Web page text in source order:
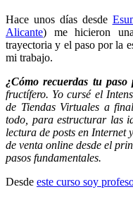
Hace unos días desde
Alicante) me hicieron
trayectoria y el paso por la
mi trabajo.
¿Cómo recuerdas tu
fructífero. Yo cursé el
de Tiendas Virtuales a
todo, para estructurar las
lectura de posts en Internet
de venta online desde el
pasos fundamentales.
Desde este curso soy